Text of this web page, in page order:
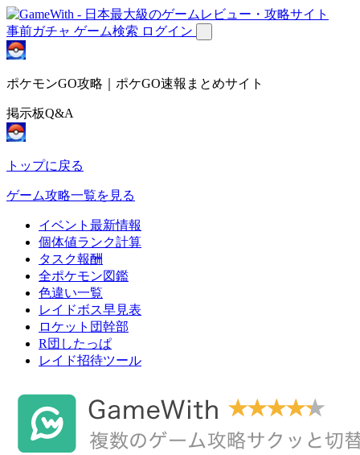
事前ガチャ ゲーム検索 ログイン
ポケモンGO攻略｜ポケGO速報まとめサイト
掲示板Q&A
トップに戻る
ゲーム攻略一覧を見る
イベント最新情報
個体値ランク計算
タスク報酬
全ポケモン図鑑
色違い一覧
レイドボス早見表
ロケット団幹部
R団したっぱ
レイド招待ツール